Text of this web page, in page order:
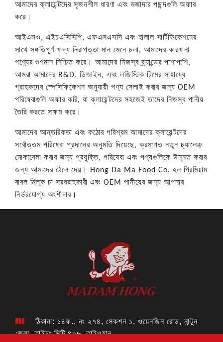
আমাদের ক্লায়েন্টদের সৃজনশীল ধারণা এবং মজাদার পছন্দগুলি অফার
করে।
আইএসও, এইচএসিসিপি, এফএসএসসি এবং হালাল সার্টিফিকেশনের
সাথে সঙ্গতিপূর্ণ খাদ্য নিরাপত্তা মান মেনে চলা, আমাদের কারখানা
পণ্যের গুণমান নিশ্চিত করে। আমাদের নিজস্ব ব্র্যান্ডের পাশাপাশি,
আমরা আমাদের R&D, ডিজাইন, এবং লজিস্টিক টিমের সাহায্যে
গ্রাহকদের স্পেসিফিকেশন অনুযায়ী পণ্য সেলাই করার জন্য OEM
পরিষেবাগুলি অফার করি, যা ক্লায়েন্টদের সহজেই তাদের নিজস্ব পানীয়
তৈরি করতে সক্ষম করে।
আমাদের আন্তরিকতা এবং কঠোর পরিশ্রম আমাদের ক্লায়েন্টদের
সর্বোত্তম পরিষেবা প্রদানের অনুমতি দিয়েছে, ক্রমাগত নতুন চ্যালেঞ্জ
মোকাবেলা করার জন্য প্রযুক্তি, পরিষেবা এবং পণ্যগুলিকে উন্নত করার
জন্য আমাদের ঠেলে দেয়। Hong Da Ma Food Co. হল প্রিমিয়াম
বাবল মিল্ক চা সরবরাহকারী এবং OEM পানীয়ের জন্য আপনার
নির্ভরযোগ্য অংশীদার।
ঠিকানা: ১৪ফ., নং ২৭৪, সেকশন ১, ওয়েনজিন রোড, নান্টুন
জেলা, তাইচুং সিটি ৪০৮, তাইওয়ান